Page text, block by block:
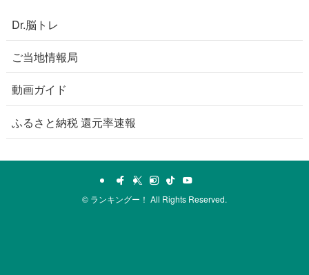
Dr.脳トレ
ご当地情報局
動画ガイド
ふるさと納税 還元率速報
© ランキングー！ All Rights Reserved.